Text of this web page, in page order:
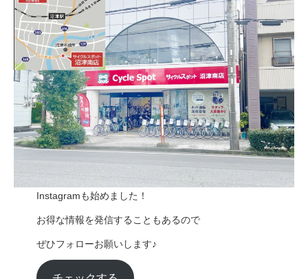
Instagramも始めました！
お得な情報を発信することもあるので
ぜひフォローお願いします♪